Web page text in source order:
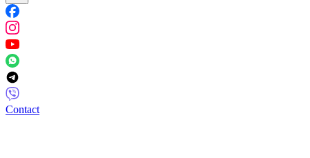
Contact